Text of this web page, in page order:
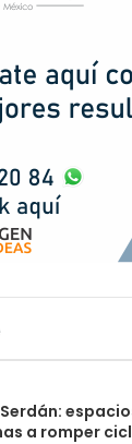
a romper